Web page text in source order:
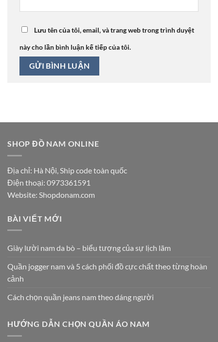
Lưu tên của tôi, email, và trang web trong trình duyệt
này cho lần bình luận kế tiếp của tôi.
SHOP ĐỒ NAM ONLINE
Địa chỉ: Hà Nội, Ship code toàn quốc
Điện thoại: 0973361591
Website: Shopdonam.com
BÀI VIẾT MỚI
Giày lười nam da bò – biểu tượng của sự lịch lãm
Quần jogger nam và 5 cách phối đồ cực chất theo từng hoàn
cảnh
Cách chọn quần jeans nam theo dáng người
HƯỚNG DẪN CHỌN QUẦN ÁO NAM